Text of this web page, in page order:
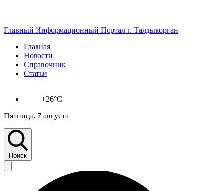
Главный Информационный Портал г. Талдыкорган
Главная
Новости
Справочник
Статьи
+26°C
Пятница, 7 августа
Поиск